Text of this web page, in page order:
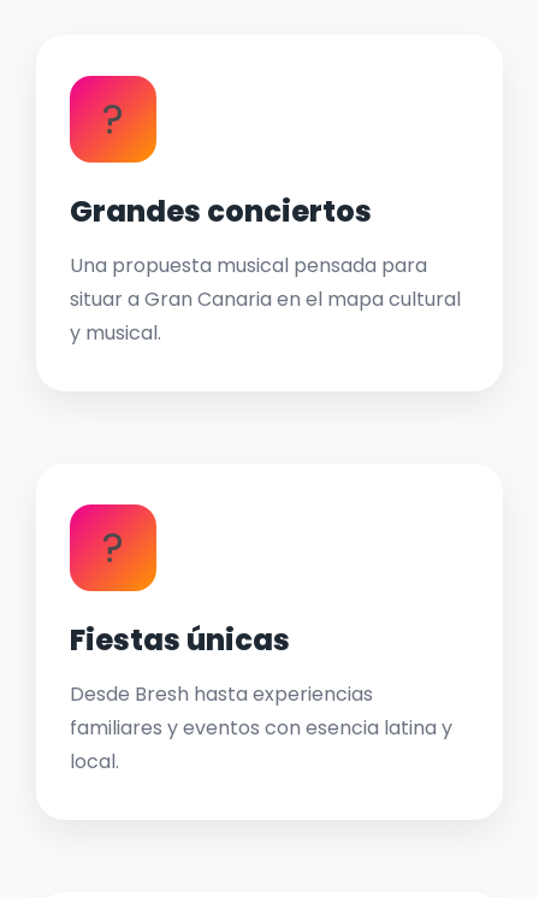
?
Grandes conciertos
Una propuesta musical pensada para
situar a Gran Canaria en el mapa cultural
y musical.
?
Fiestas únicas
Desde Bresh hasta experiencias
familiares y eventos con esencia latina y
local.